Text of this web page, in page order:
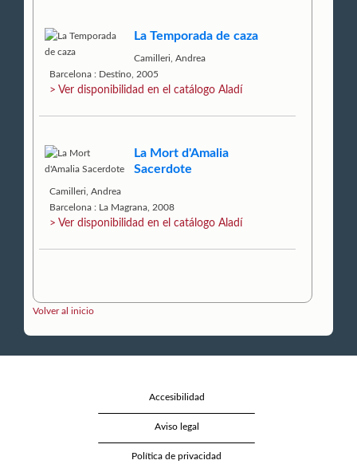
La Temporada de caza
Camilleri, Andrea
Barcelona : Destino, 2005
> Ver disponibilidad en el catálogo Aladí
La Mort d'Amalia
Sacerdote
Camilleri, Andrea
Barcelona : La Magrana, 2008
> Ver disponibilidad en el catálogo Aladí
Volver al inicio
Accesibilidad
Aviso legal
Política de privacidad